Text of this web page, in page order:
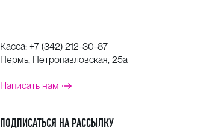
Касса: +7 (342) 212-30-87
Пермь, Петропавловская, 25а
Написать нам
ПОДПИСАТЬСЯ НА РАССЫЛКУ